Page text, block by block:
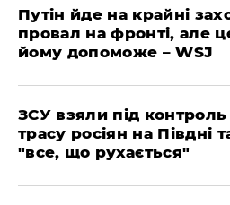
Путін йде на крайні
провал на фронті, але
йому допоможе – WSJ
ЗСУ взяли під
трасу росіян на Півдні
"все, що рухається"